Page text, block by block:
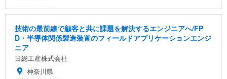
技術の最前線で顧客と共に課題を解決するエンジニアへ/FP
D・半導体関係製造装置のフィールドアプリケーションエンジ
ニア
日総工産株式会社
神奈川県